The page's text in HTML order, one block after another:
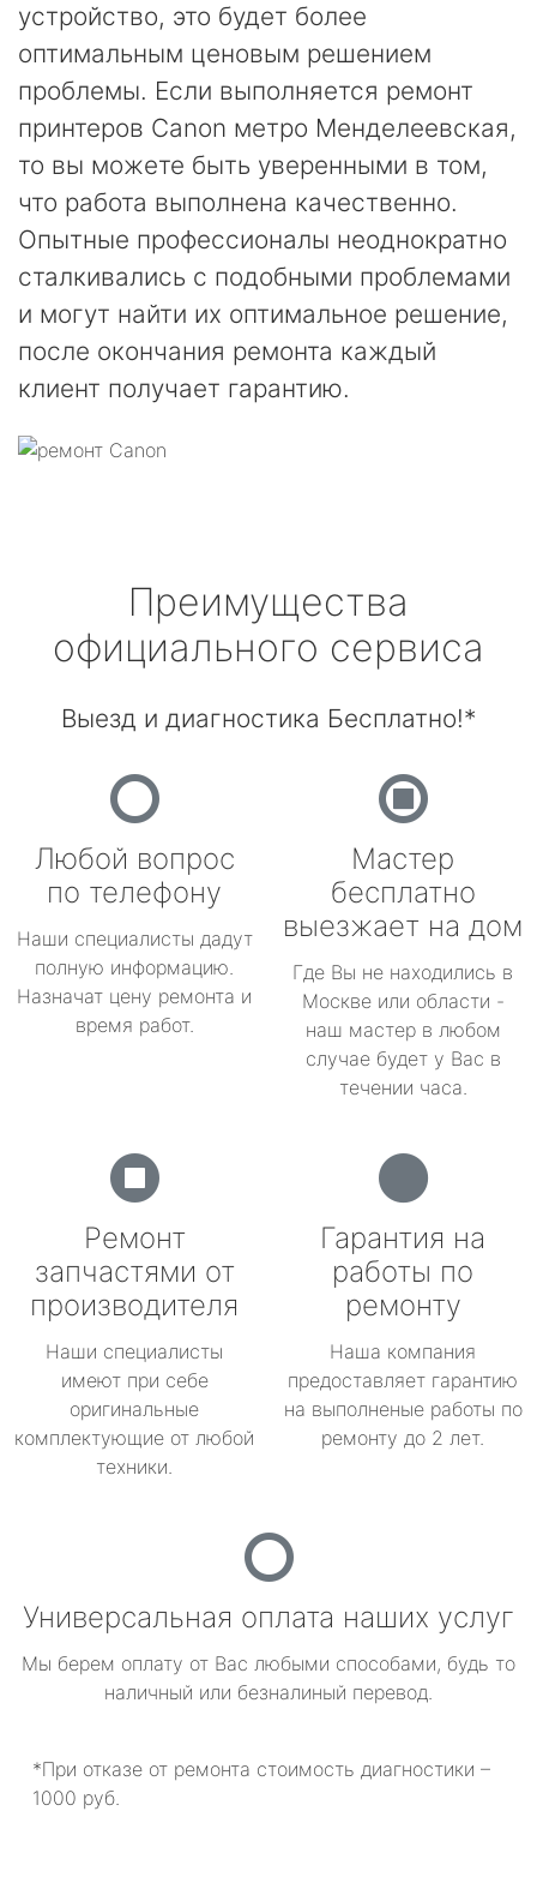
устройство, это будет более
оптимальным ценовым решением
проблемы. Если выполняется ремонт
принтеров Canon метро Менделеевская,
то вы можете быть уверенными в том,
что работа выполнена качественно.
Опытные профессионалы неоднократно
сталкивались с подобными проблемами
и могут найти их оптимальное решение,
после окончания ремонта каждый
клиент получает гарантию.
Преимущества
официального сервиса
Выезд и диагностика Бесплатно!*
Любой вопрос
по телефону
Наши специалисты дадут
полную информацию.
Назначат цену ремонта и
время работ.
Мастер
бесплатно
выезжает на дом
Где Вы не находились в
Москве или области -
наш мастер в любом
случае будет у Вас в
течении часа.
Ремонт
запчастями от
производителя
Наши специалисты
имеют при себе
оригинальные
комплектующие от любой
техники.
Гарантия на
работы по
ремонту
Наша компания
предоставляет гарантию
на выполненые работы по
ремонту до 2 лет.
Универсальная оплата наших услуг
Мы берем оплату от Вас любыми способами, будь то
наличный или безналиный перевод.
*При отказе от ремонта стоимость диагностики –
1000 руб.